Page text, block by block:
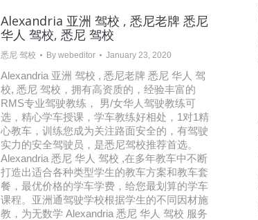
Alexandria 亚洲 驾校 , 悉尼老牌 悉尼
华人 驾校, 悉尼 驾校
悉尼 驾校 By webeditor January 23, 2020
Alexandria 亚洲 驾校 , 悉尼老牌 悉尼 华人 驾
校, 悉尼 驾校，拥有高资质的，经验丰富的
RMS专业驾驶教练， 男/女华人驾驶教练可
选，精心学车授课，学车教练好相处，1对1精
心教车，训练您成为关注路面安全的，有驾驶
实力的安全驾驶员，是悉尼驾校推荐首选。
Alexandria 悉尼 华人 驾校 ,在多年教车中不断
打造出适合各种类型学生的教车方案和教车套
餐，最优价格的学车学费，给您最划算的学车
课程。亚洲通驾驶学校根据学生的不同因材施
教，为无数学 Alexandria 悉尼 华人 驾校 服务